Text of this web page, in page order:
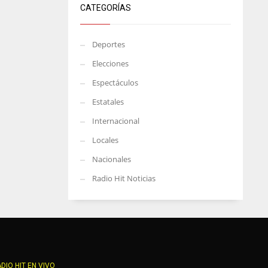
CATEGORÍAS
Deportes
Elecciones
Espectáculos
Estatales
Internacional
Locales
Nacionales
Radio Hit Noticias
HIT EN VIVO